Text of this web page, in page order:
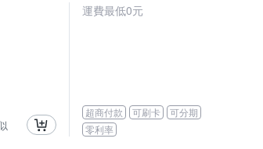
運費最低0元
超商付款 可刷卡
可分期
零利率